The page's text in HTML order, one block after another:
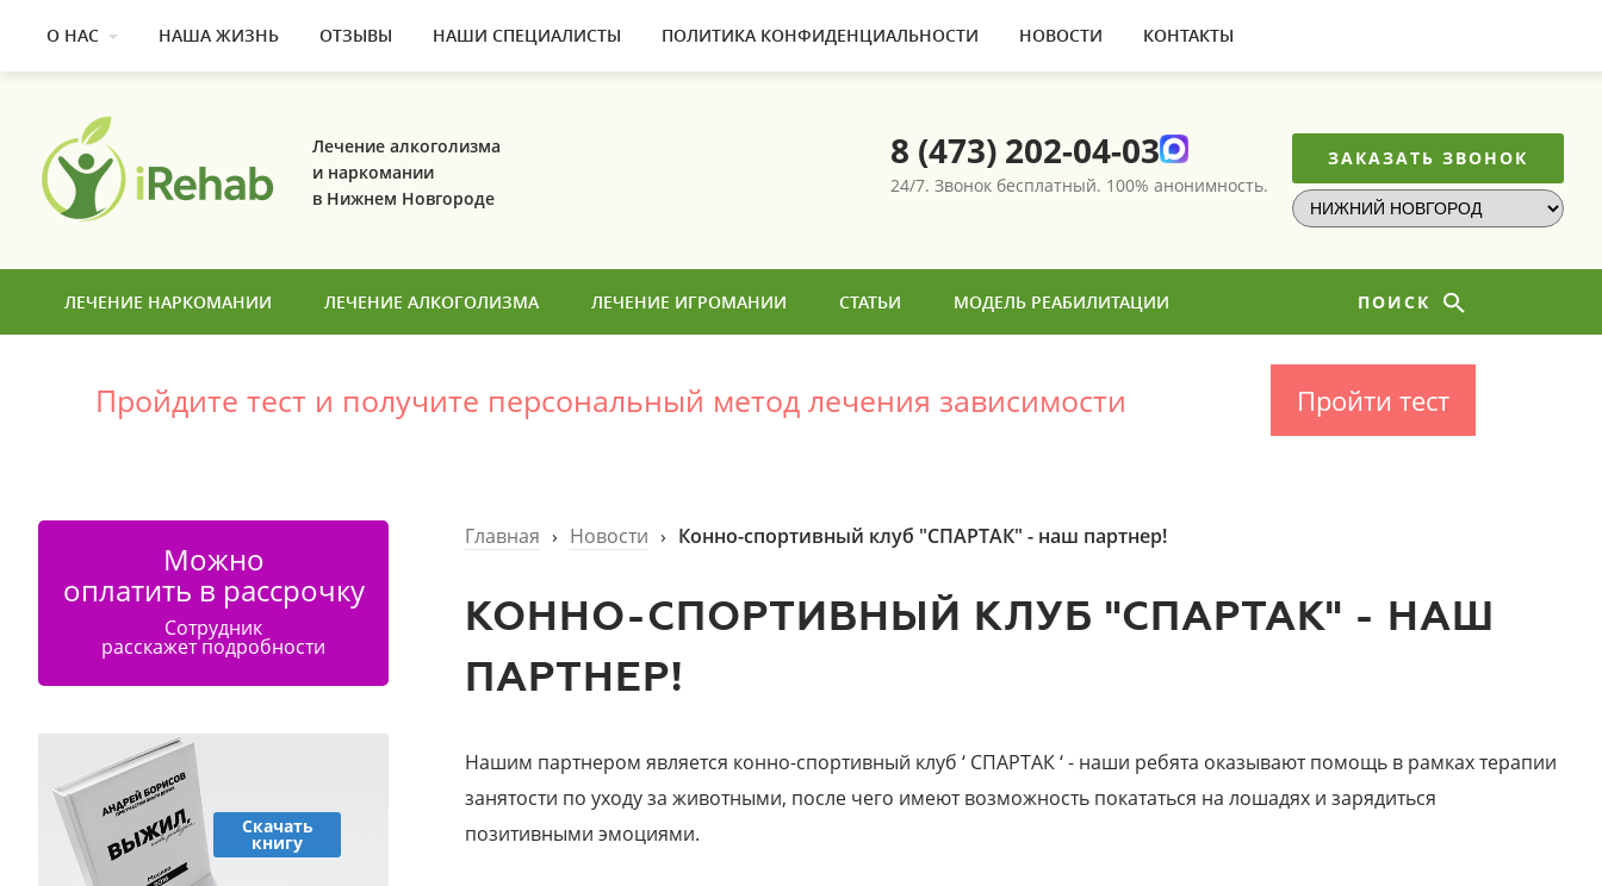
О НАС НАША ЖИЗНЬ ОТЗЫВЫ НАШИ СПЕЦИАЛИСТЫ ПОЛИТИКА КОНФИДЕНЦИАЛЬНОСТИ НОВОСТИ КОНТАКТЫ
Лечение алкоголизма
и наркомании
в Нижнем Новгороде
8 (473) 202-04-03
24/7. Звонок бесплатный. 100% анонимность.
ЗАКАЗАТЬ ЗВОНОК
ЛЕЧЕНИЕ НАРКОМАНИИ ЛЕЧЕНИЕ АЛКОГОЛИЗМА ЛЕЧЕНИЕ ИГРОМАНИИ СТАТЬИ МОДЕЛЬ РЕАБИЛИТАЦИИ ПОИСК
Пройдите тест и получите персональный метод лечения зависимости Пройти тест
Главная › Новости › Конно-спортивный клуб "СПАРТАК" - наш партнер!
КОННО-СПОРТИВНЫЙ КЛУБ "СПАРТАК" - НАШ
ПАРТНЕР!
Нашим партнером является конно-спортивный клуб ‘ СПАРТАК ‘ - наши ребята оказывают помощь в рамках терапии
занятости по уходу за животными, после чего имеют возможность покататься на лошадях и зарядиться
позитивными эмоциями.
Можно
оплатить в рассрочку
Сотрудник
расскажет подробности
Скачать
книгу